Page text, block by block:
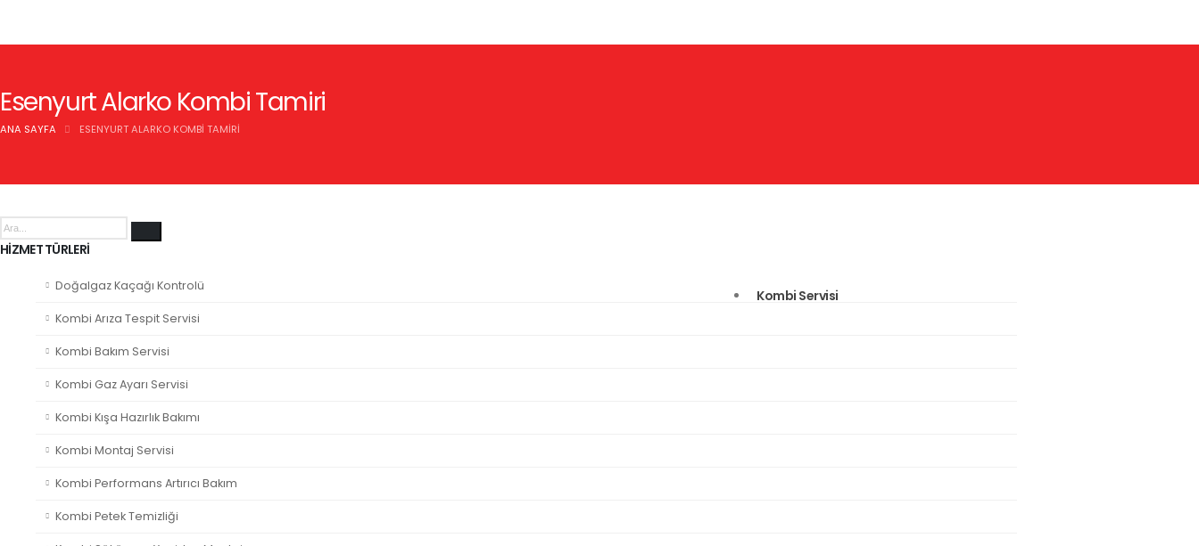
Kombi Servisi
Esenyurt Alarko Kombi Tamiri
ANA SAYFA ESENYURT ALARKO KOMBI TAMIRI
HIZMET TÜRLERI
Doğalgaz Kaçağı Kontrolü
Kombi Arıza Tespit Servisi
Kombi Bakım Servisi
Kombi Gaz Ayarı Servisi
Kombi Kışa Hazırlık Bakımı
Kombi Montaj Servisi
Kombi Performans Artırıcı Bakım
Kombi Petek Temizliği